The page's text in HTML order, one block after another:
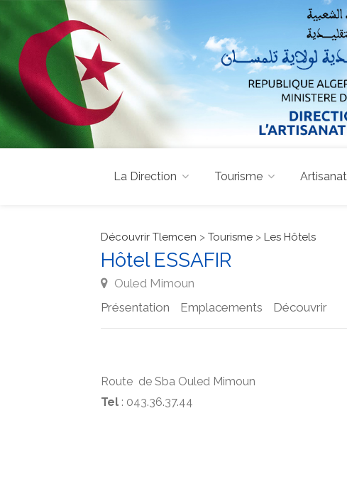
La Direction Tourisme Artisanat
Découvrir Tlemcen > Tourisme > Les Hôtels
Hôtel ESSAFIR
Ouled Mimoun
Présentation
Emplacements Découvrir
Route de Sba Ouled Mimoun
Tel : 043.36.37.44